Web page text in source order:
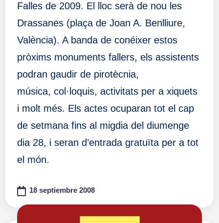
Falles de 2009. El lloc serà de nou les
Drassanes (plaça de Joan A. Benlliure,
València). A banda de conéixer estos
pròxims monuments fallers, els assistents
podran gaudir de pirotècnia,
música, col·loquis, activitats per a xiquets
i molt més. Els actes ocuparan tot el cap
de setmana fins al migdia del diumenge
dia 28, i seran d’entrada gratuïta per a tot
el món.
18 septiembre 2008